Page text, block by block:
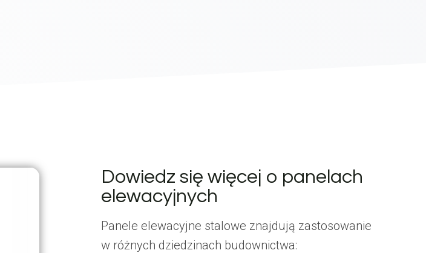
Dowiedz się więcej o panelach
elewacyjnych
Panele elewacyjne stalowe znajdują zastosowanie
w różnych dziedzinach budownictwa: